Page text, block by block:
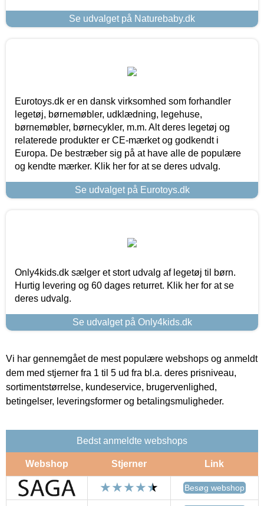
Se udvalget på Naturebaby.dk
Eurotoys.dk er en dansk virksomhed som forhandler
legetøj, børnemøbler, udklædning, legehuse,
børnemøbler, børnecykler, m.m. Alt deres legetøj og
relaterede produkter er CE-mærket og godkendt i
Europa. De bestræber sig på at have alle de populære
og kendte mærker. Klik her for at se deres udvalg.
Se udvalget på Eurotoys.dk
Only4kids.dk sælger et stort udvalg af legetøj til børn.
Hurtig levering og 60 dages returret. Klik her for at se
deres udvalg.
Se udvalget på Only4kids.dk
Vi har gennemgået de mest populære webshops og anmeldt
dem med stjerner fra 1 til 5 ud fra bl.a. deres prisniveau,
sortimentstørrelse, kundeservice, brugervenlighed,
betingelser, leveringsformer og betalingsmuligheder.
Bedst anmeldte webshops
Webshop Stjerner Link
Besøg webshop